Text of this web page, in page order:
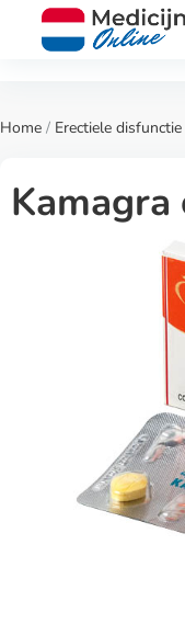
Home / Erectiele disfunctie